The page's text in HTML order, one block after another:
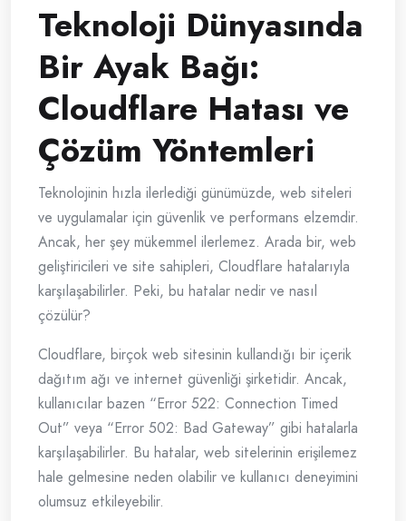
Teknoloji Dünyasında
Bir Ayak Bağı:
Cloudflare Hatası ve
Çözüm Yöntemleri
Teknolojinin hızla ilerlediği günümüzde, web siteleri
ve uygulamalar için güvenlik ve performans elzemdir.
Ancak, her şey mükemmel ilerlemez. Arada bir, web
geliştiricileri ve site sahipleri, Cloudflare hatalarıyla
karşılaşabilirler. Peki, bu hatalar nedir ve nasıl
çözülür?
Cloudflare, birçok web sitesinin kullandığı bir içerik
dağıtım ağı ve internet güvenliği şirketidir. Ancak,
kullanıcılar bazen “Error 522: Connection Timed
Out” veya “Error 502: Bad Gateway” gibi hatalarla
karşılaşabilirler. Bu hatalar, web sitelerinin erişilemez
hale gelmesine neden olabilir ve kullanıcı deneyimini
olumsuz etkileyebilir.